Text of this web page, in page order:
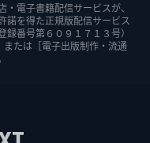
電子書籍配信サービスが、
諾を得た正規版配信サービス
番号第６０９１７１３号）
たは［電子出版制作・流通